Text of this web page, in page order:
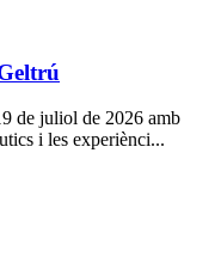
de juliol de 2026 amb
i les experiènci...